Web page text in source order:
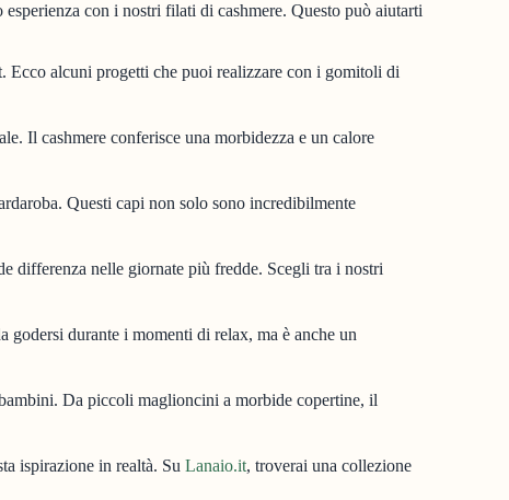
con i nostri filati di cashmere. Questo può aiutarti
Ecco alcuni progetti che puoi realizzare con i gomitoli di
Il cashmere conferisce una morbidezza e un calore
Questi capi non solo sono incredibilmente
differenza nelle giornate più fredde. Scegli tra i nostri
godersi durante i momenti di relax, ma è anche un
Da piccoli maglioncini a morbide copertine, il
ispirazione in realtà. SuLanaio.it, troverai una collezione